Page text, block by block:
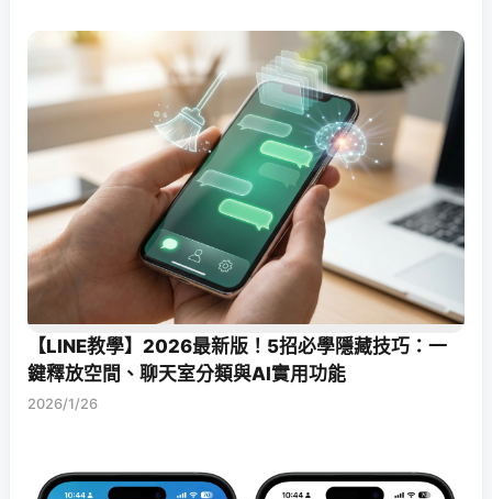
【LINE教學】2026最新版！5招必學隱藏技巧：一
鍵釋放空間、聊天室分類與AI實用功能
2026/1/26